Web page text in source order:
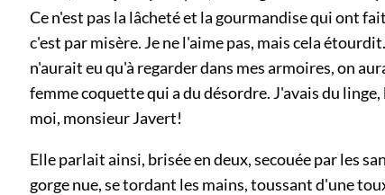
Ce n'est pas la lâcheté et la gourmandise qui ont
c'est par misère. Je ne l'aime pas, mais cela
n'aurait eu qu'à regarder dans mes armoires, on
femme coquette qui a du désordre. J'avais du
moi, monsieur Javert!
Elle parlait ainsi, brisée en deux, secouée par les
gorge nue, se tordant les mains, toussant d'une